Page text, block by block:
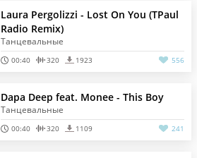
Laura Pergolizzi - Lost On You (TPaul
Radio Remix)
Танцевальные
00:40 320 1923 556
Dapa Deep feat. Monee - This Boy
Танцевальные
00:40 320 1109 241